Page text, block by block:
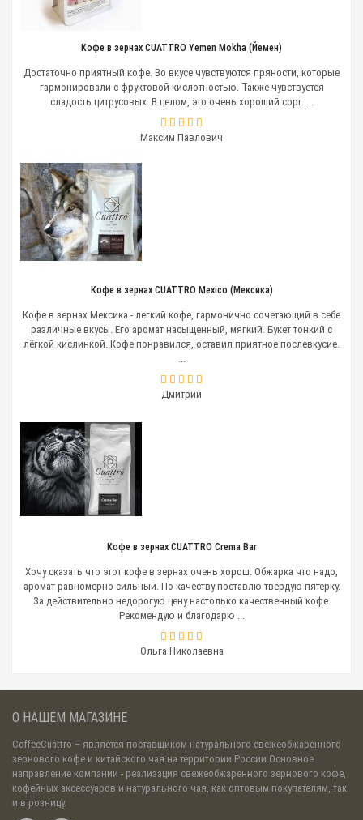
Организация кофе-брейка
Кофе в зернах CUATTRO Yemen Mokha (Йемен)
Достаточно приятный кофе. Во вкусе чувствуются пряности, которые
гармонировали с фруктовой кислотностью. Также чувствуется
сладость цитрусовых. В целом, это очень хороший сорт. ...
Максим Павлович
Кофе в зернах CUATTRO Mexico (Мексика)
Кофе в зернах Мексика - легкий кофе, гармонично сочетающий в себе
различные вкусы. Его аромат насыщенный, мягкий. Букет тонкий с
лёгкой кислинкой. Кофе понравился, оставил приятное послевкусие.
Дмитрий
Кофе в зернах CUATTRO Crema Bar
Хочу сказать что этот кофе в зернах очень хорош. Обжарка что надо,
аромат равномерно сильный. По качеству поставлю твёрдую пятерку.
За действительно недорогую цену настолько качественный кофе.
Рекомендую и благодарю ...
Ольга Николаевна
О НАШЕМ МАГАЗИНЕ
CoffeeCuattro – является поставщиком натурального свежеобжаренного
зернового кофе и китайского чая на территории России.Основное
направление компании - реализация свежеобжаренного зернового кофе,
кофейных аксессуаров и натурального чая, как оптовым покупателям, так
и в розницу.